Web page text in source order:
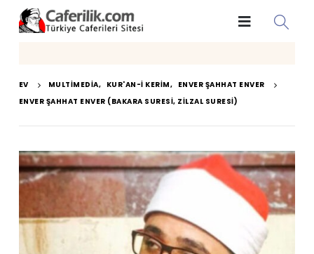
EV MULTIMEDIA, KUR'AN-I KERIM, ENVER ŞAHHAT ENVER
ENVER ŞAHHAT ENVER (BAKARA SURESI, ZILZAL SURESI)